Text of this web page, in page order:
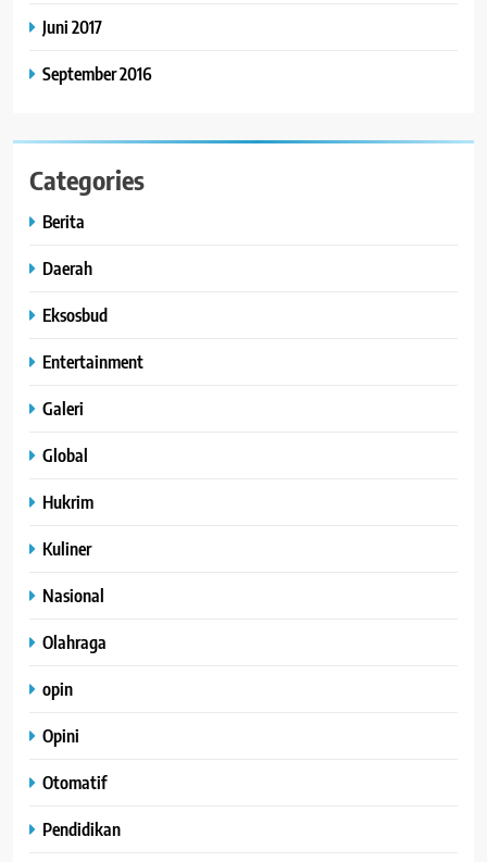
Juni 2017
September 2016
Categories
Berita
Daerah
Eksosbud
Entertainment
Galeri
Global
Hukrim
Kuliner
Nasional
Olahraga
opin
Opini
Otomatif
Pendidikan